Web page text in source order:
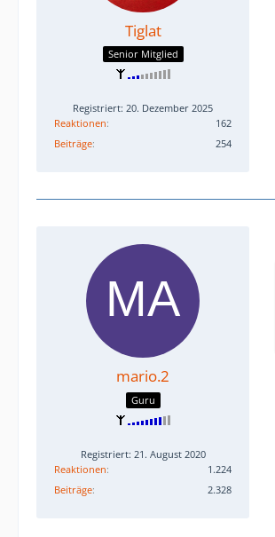
Tiglat
Senior Mitglied
Registriert: 20. Dezember 2025
Reaktionen
162
Beiträge
254
mario.2
Guru
Registriert: 21. August 2020
Reaktionen
1.224
Beiträge
2.328